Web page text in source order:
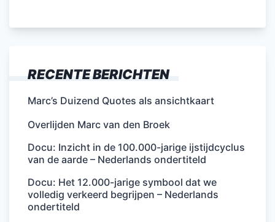
RECENTE BERICHTEN
Marc’s Duizend Quotes als ansichtkaart
Overlijden Marc van den Broek
Docu: Inzicht in de 100.000-jarige ijstijdcyclus
van de aarde – Nederlands ondertiteld
Docu: Het 12.000-jarige symbool dat we
volledig verkeerd begrijpen – Nederlands
ondertiteld